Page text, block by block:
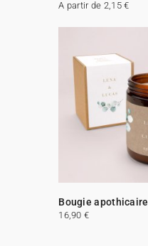
A partir de 2,15 €
Bougie apothicaire
16,90 €